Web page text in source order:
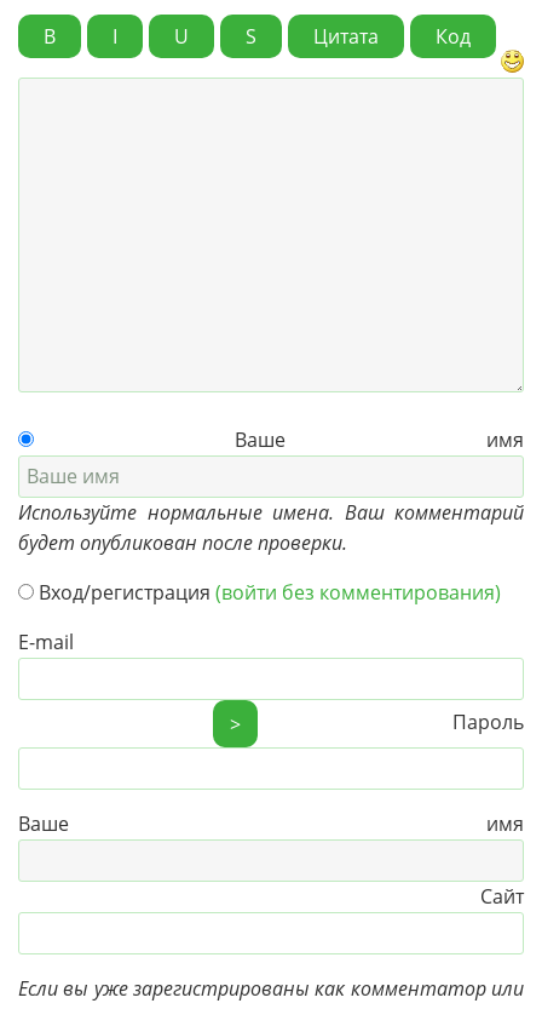
B I U S Цитата Код
Ваше имя
Используйте нормальные имена. Ваш комментарий
будет опубликован после проверки.
Вход/регистрация (войти без комментирования)
E-mail
> Пароль
Ваше имя
Сайт
Если вы уже зарегистрированы как комментатор или